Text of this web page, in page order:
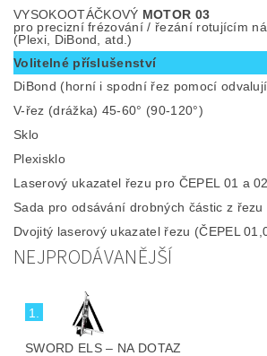
VYSOKOOTÁČKOVÝ MOTOR 03
pro precizní frézování / řezání rotujícím
(Plexi, DiBond, atd.)
Volitelné příslušenství
DiBond (horní i spodní řez pomocí
V-řez (drážka) 45-60° (90-120°)
Sklo
Plexisklo
Laserový ukazatel řezu pro ČEPEL 01 a 02
Sada pro odsávání drobných částic z řezu
Dvojitý laserový ukazatel řezu (ČEPEL
NEJPRODÁVANĚJŠÍ
1.
SWORD ELS– NA DOTAZ